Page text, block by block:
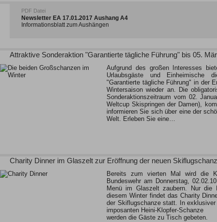
PDF Datei
Newsletter EA 17.01.2017 Aushang A4
Informationsblatt zum Aushängen
Attraktive Sonderaktion "Garantierte tägliche Führung" bis 05.
Aufgrund des großen Interesses
Urlaubsgäste und Einheimische
"Garantierte tägliche Führung" in der
Wintersaison wieder an. Die
Sonderaktionszeitraum vom 02.
Weltcup Skispringen der Damen),
informieren Sie sich über eine der
Welt. Erleben Sie eine…
Charity Dinner im Glaszelt zur Eröffnung der neuen
Bereits zum vierten Mal wird die
Bundeswehr am Donnerstag,
Menü im Glaszelt zaubern. Nur die
diesem Winter findet das Charity
der Skiflugschanze statt. In
imposanten Heini-Klopfer-Schanze
werden die Gäste zu Tisch gebeten.